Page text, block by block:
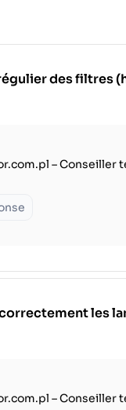
des filtres
– Conseiller
les
– Conseiller